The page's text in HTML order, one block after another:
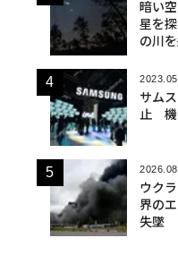
暗い
星を
の川
サム
止 機
ウク
界の
失墜